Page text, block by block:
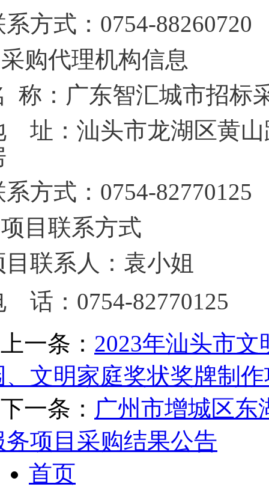
方式： 0754-88260720
采购代理机构信息
称：广东智汇城市招标
址：汕头市龙湖区黄山
方式： 0754-82770125
项目联系方式
目联系人：袁小姐
话： 0754-82770125
上一条： 2023年汕头市
、文明家庭奖状奖牌制
下一条： 广州市增城区东
务项目采购结果公告
首页